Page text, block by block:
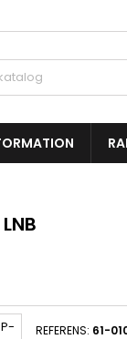
LNB
REFERENS: 61-